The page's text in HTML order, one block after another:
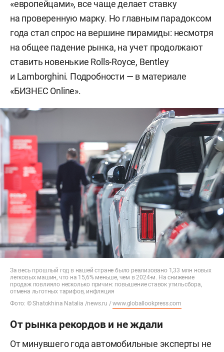
«европейцами», все чаще делает ставку
на проверенную марку. Но главным парадоксом
года стал спрос на вершине пирамиды: несмотря
на общее падение рынка, на учет продолжают
ставить новенькие Rolls-Royce, Bentley
и Lamborghini. Подробности — в материале
«БИЗНЕС Online».
За весь прошлый год в нашей стране было реализовано 1,33 млн новых
легковых машин, что на 15,6% меньше, чем в 2024-м. На снижение
продаж повлияло несколько причин: повышение ставок утильсбора,
отмена льготных тарифов, инфляция
Фото: © Shatokhina Natalia /news.ru /www.globallookpress.com
От рынка рекордов и не ждали
От минувшего года автомобильные эксперты не